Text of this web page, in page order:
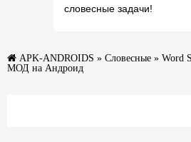
словесные задачи!
APK-ANDROIDS » Словесные » Word
МОД на Андроид